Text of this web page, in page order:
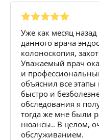
Уже как месяц
данного врача
колоноскопия,
Уважаемый врач
и
объяснил все
быстро и
обследования я
тогда же мне были
нюансы.. В целом,
обслуживанием.